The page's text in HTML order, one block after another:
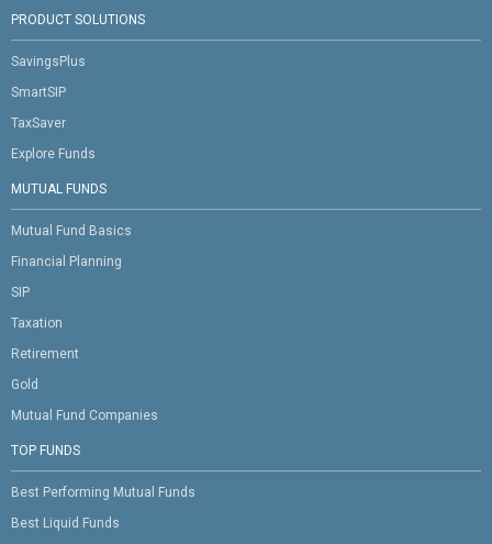
PRODUCT SOLUTIONS
SavingsPlus
SmartSIP
TaxSaver
Explore Funds
MUTUAL FUNDS
Mutual Fund Basics
Financial Planning
SIP
Taxation
Retirement
Gold
Mutual Fund Companies
TOP FUNDS
Best Performing Mutual Funds
Best Liquid Funds